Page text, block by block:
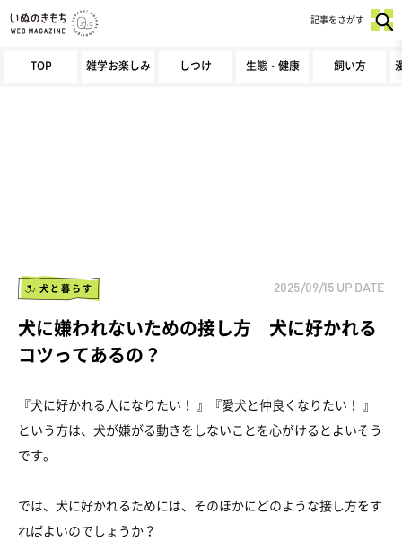
TOP 雑学お楽しみ しつけ 生態・健康 飼い方
記事をさがす
犬と暮らす 2025/09/15 UP DATE
犬に嫌われないための接し方 犬に好かれる
コツってあるの？
『犬に好かれる人になりたい！ 』『愛犬と仲良くなりたい！ 』
という方は、犬が嫌がる動きをしないことを心がけるとよいそう
です。
では、犬に好かれるためには、そのほかにどのような接し方をす
ればよいのでしょうか？